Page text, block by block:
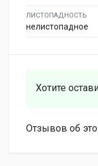
ЛИСТОПАДНОСТЬ
нелистопадное
Хотите
Отзывов об